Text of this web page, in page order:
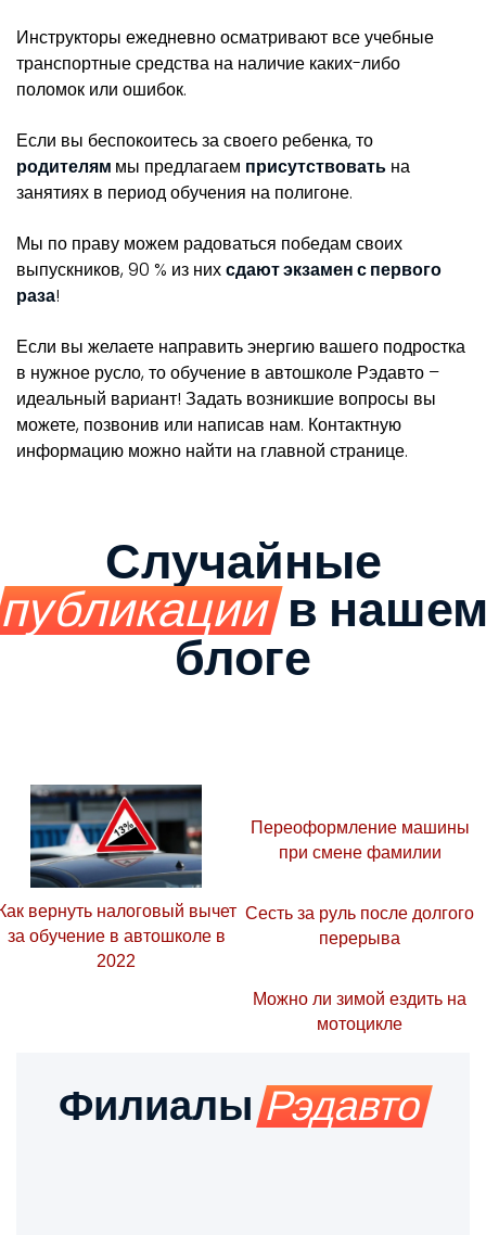
Инструкторы ежедневно осматривают все учебные
транспортные средства на наличие каких-либо
поломок или ошибок.
Если вы беспокоитесь за своего ребенка, то
родителям мы предлагаем присутствовать на
занятиях в период обучения на полигоне.
Мы по праву можем радоваться победам своих
выпускников, 90 % из нихсдают экзамен с первого
раза!
Если вы желаете направить энергию вашего подростка
в нужное русло, то обучение в автошколе Рэдавто –
идеальный вариант! Задать возникшие вопросы вы
можете, позвонив или написав нам. Контактную
информацию можно найти на главной странице.
Случайные
в
блоге
вернуть налоговый вычет
за обучение в автошколе в
2022
Переоформление машины
при смене фамилии
Сесть за руль после долгого
перерыва
Можно ли зимой ездить на
мотоцикле
ФилиалыРэдавто